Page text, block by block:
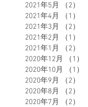
2021年5月
（2）
2021年4月
（1）
2021年3月
（2）
2021年2月
（1）
2021年1月
（2）
2020年12月
（1）
2020年10月
（1）
2020年9月
（2）
2020年8月
（2）
2020年7月
（2）